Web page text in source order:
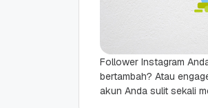
Follower Instagram
bertambah? Atau
akun Anda sulit sekali